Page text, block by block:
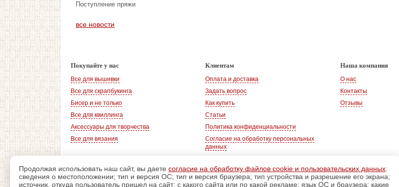
Поступление пряжи
все новости
Покупайте у нас
Все для вышивки
Все для скрапбукинга
Бисер и не только
Все для квиллинга
Аксессуары для творчества
Все для вязания
Клиентам
Оплата и доставка
Задать вопрос
Как купить
Статьи
Политика конфиденциальности
Согласие на обработку персональных
данных
Наша компания
О нас
Контакты
Отзывы
© 2008-2026, «Магазин рукоделия»
Адрес: 347360, Ростовская обл., г. Волгодонск
Продолжая использовать наш сайт, вы даете согласие на обработку файлов cookie и пользовательских данных:
сведения о местоположении; тип и версия ОС; тип и версия браузера; тип устройства и разрешение его экрана;
источник, откуда пользователь пришел на сайт; с какого сайта или по какой рекламе; язык ОС и браузера; какие